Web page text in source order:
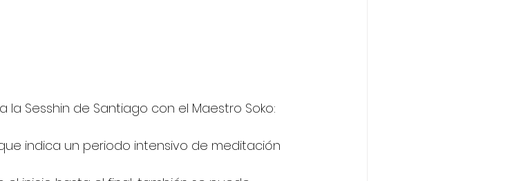
la Sesshin de Santiago con el Maestro Soko:
indica un periodo intensivo de meditación